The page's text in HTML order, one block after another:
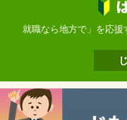
就職なら地方で」を応援